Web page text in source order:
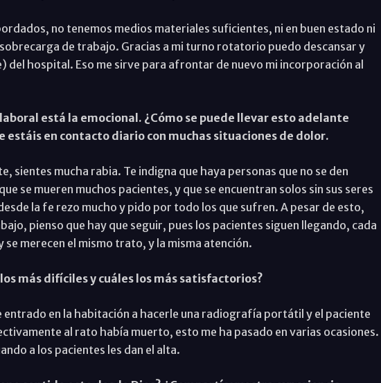
no tenemos medios materiales suficientes, ni en buen estado ni
de trabajo. Gracias a mi turno rotatorio puedo descansar y
del hospital. Eso me sirve para afrontar de nuevo mi incorporación al
está la emocional. ¿Cómo se puede llevar esto adelante
estáis en contacto diario con muchas situaciones de dolor.
sientes mucha rabia. Te indigna que haya personas que no se den
se mueren muchos pacientes, y que se encuentran solos sin sus seres
la fe rezo mucho y pido por todo los que sufren. A pesar de esto,
pienso que hay que seguir, pues los pacientes siguen llegando, cada
se merecen el mismo trato, y la misma atención.
más difíciles y cuáles los más satisfactorios?
entrado en la habitación a hacerle una radiografía portátil y el paciente
al rato había muerto, esto me ha pasado en varias ocasiones.
a los pacientes les dan el alta.